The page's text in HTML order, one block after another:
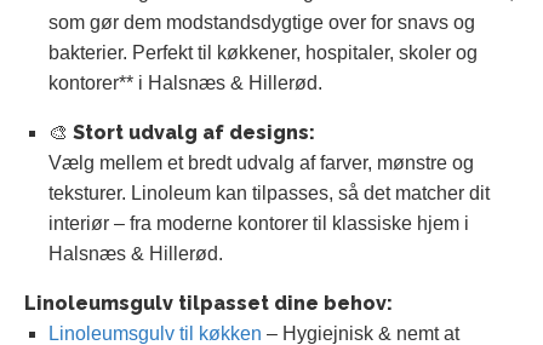
som gør dem modstandsdygtige over for snavs og
bakterier. Perfekt til køkkener, hospitaler, skoler og
kontorer** i Halsnæs & Hillerød.
🎨 Stort udvalg af designs:
Vælg mellem et bredt udvalg af farver, mønstre og
teksturer. Linoleum kan tilpasses, så det matcher dit
interiør – fra moderne kontorer til klassiske hjem i
Halsnæs & Hillerød.
Linoleumsgulv tilpasset dine behov:
Linoleumsgulv til køkken – Hygiejnisk & nemt at